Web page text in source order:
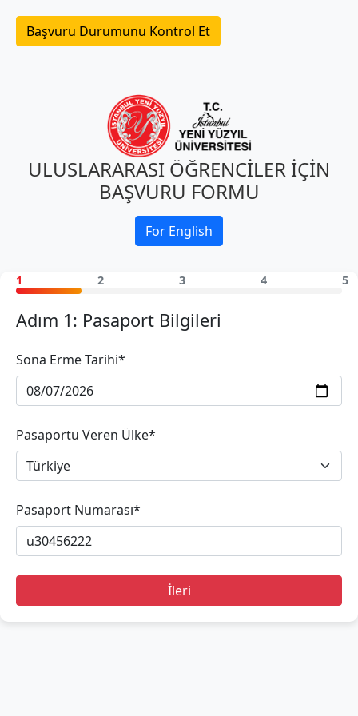
ULUSLARARASI ÖĞRENCİLER İÇİN
BAŞVURU FORMU
For English
Başvuru Durumunu Kontrol Et
1 2 3 4 5
Adım 1: Pasaport Bilgileri
Sona Erme Tarihi*
Pasaportu Veren Ülke*
Pasaport Numarası*
İleri